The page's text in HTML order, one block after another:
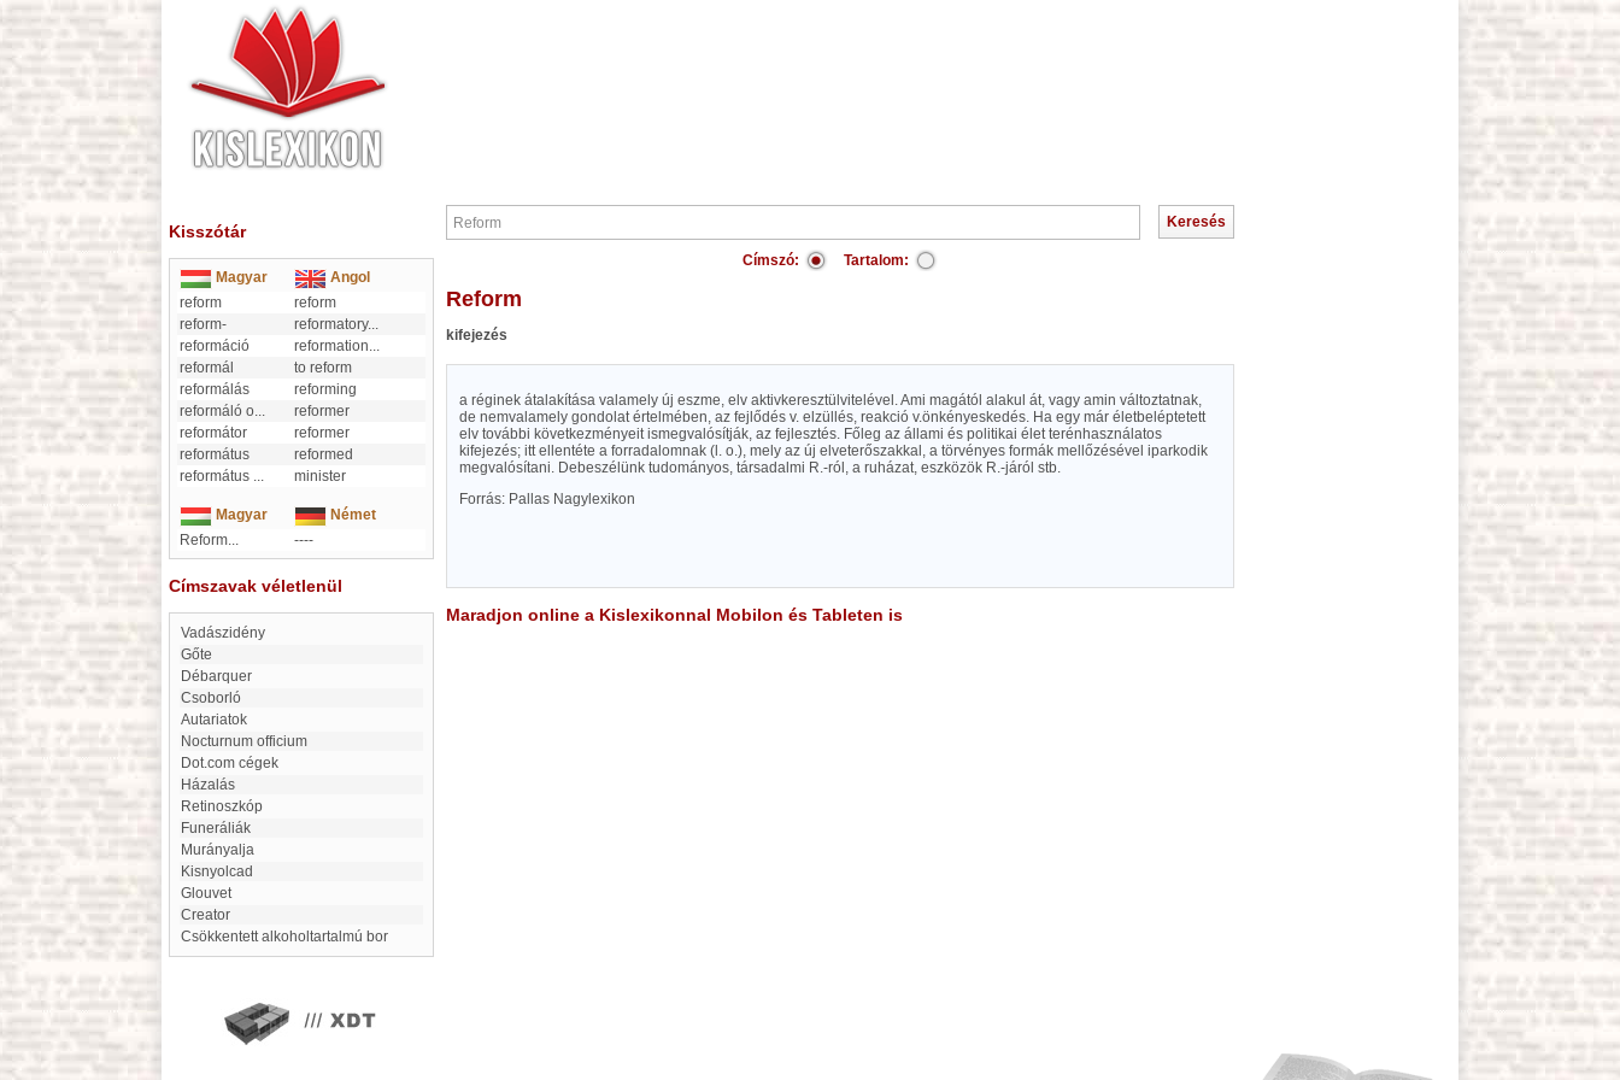
Kisszótár
Magyar
Angol
reform
reform
reform-
reformatory...
reformáció
reformation...
reformál
to reform
reformálás
reforming
reformáló o...
reformer
reformátor
reformer
református
reformed
református ... minister
Magyar
Német
Reform...
----
Címszavak véletlenül
Vadászidény
Gőte
Débarquer
Csoborló
Autariatok
Nocturnum officium
Dot.com cégek
Házalás
Retinoszkóp
funeráliák
Murányalja
Kisnyolcad
Glouvet
Creator
Csökkentett alkoholtartalmú bor
Címszó: Tartalom:
Reform
kifejezés
a réginek átalakítása valamely új eszme, elv aktivkeresztülvitelével. Ami magától alakul át, vagy amin változtatnak,
de nemvalamely gondolat értelmében, az fejlődés v. elzüllés, reakció v.önkényeskedés. Ha egy már életbeléptetett
elv további következményeit ismegvalósítják, az fejlesztés. Főleg az állami és politikai élet terénhasználatos
kifejezés; itt ellentéte a forradalomnak (l. o.), mely az új elveterőszakkal, a törvényes formák mellőzésével iparkodik
megvalósítani. Debeszélünk tudományos, társadalmi R.-ról, a ruházat, eszközök R.-járól stb.
Forrás: Pallas Nagylexikon
Maradjon online a Kislexikonnal Mobilon és Tableten is